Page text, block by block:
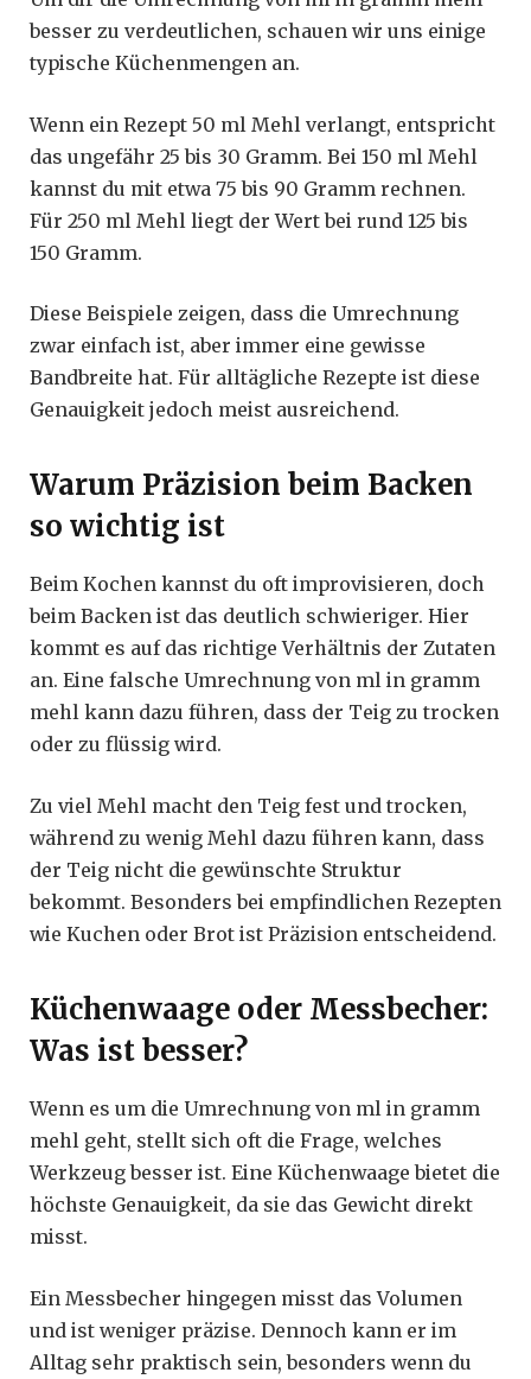
besser zu verdeutlichen, schauen wir uns einige
typische Küchenmengen an.
Wenn ein Rezept 50 ml Mehl verlangt, entspricht
das ungefähr 25 bis 30 Gramm. Bei 150 ml Mehl
kannst du mit etwa 75 bis 90 Gramm rechnen.
Für 250 ml Mehl liegt der Wert bei rund 125 bis
150 Gramm.
Diese Beispiele zeigen, dass die Umrechnung
zwar einfach ist, aber immer eine gewisse
Bandbreite hat. Für alltägliche Rezepte ist diese
Genauigkeit jedoch meist ausreichend.
Warum Präzision beim Backen
so wichtig ist
Beim Kochen kannst du oft improvisieren, doch
beim Backen ist das deutlich schwieriger. Hier
kommt es auf das richtige Verhältnis der Zutaten
an. Eine falsche Umrechnung von ml in gramm
mehl kann dazu führen, dass der Teig zu trocken
oder zu flüssig wird.
Zu viel Mehl macht den Teig fest und trocken,
während zu wenig Mehl dazu führen kann, dass
der Teig nicht die gewünschte Struktur
bekommt. Besonders bei empfindlichen Rezepten
wie Kuchen oder Brot ist Präzision entscheidend.
Küchenwaage oder Messbecher:
Was ist besser?
Wenn es um die Umrechnung von ml in gramm
mehl geht, stellt sich oft die Frage, welches
Werkzeug besser ist. Eine Küchenwaage bietet die
höchste Genauigkeit, da sie das Gewicht direkt
misst.
Ein Messbecher hingegen misst das Volumen
und ist weniger präzise. Dennoch kann er im
Alltag sehr praktisch sein, besonders wenn du